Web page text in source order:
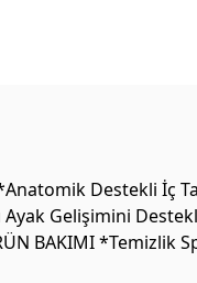
Destekli İç
Gelişimini
BAKIMI *Temizlik